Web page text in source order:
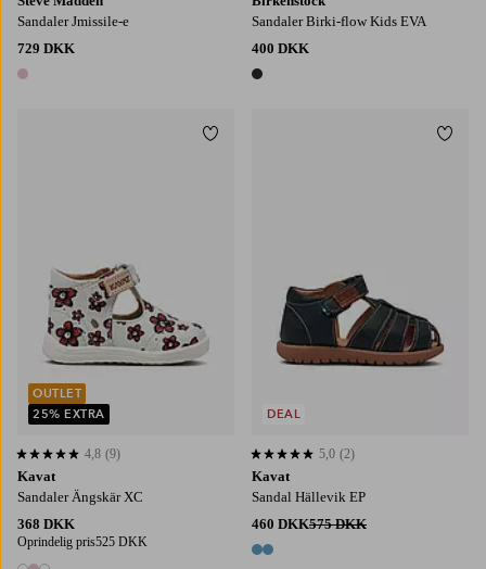
Sandaler Jmissile-e
729 DKK
1 farve
Sandaler Birki-flow Kids EVA
400 DKK
1 farve
Kavat
Sandaler Ängskär XC
368 DKK
Oprindelig pris525 DKK
4,8 baseret på 9 bedømmelser
4,8 (9)
OUTLET
25% EXTRA
Tilføj til favoritter
Kavat
Sandal Hällevik EP
460 DKK575 DKK
2 farver
5,0 baseret på 2 bedømmelser
5,0 (2)
DEAL